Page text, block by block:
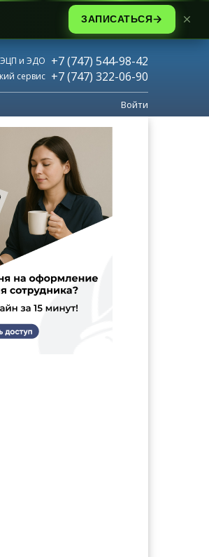
и ЭДО +7 (747) 544-98-42
сервис +7 (747) 322-06-90
Войти
ЗАПИСАТЬСЯ